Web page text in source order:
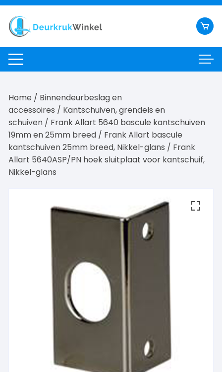
Ga
naar
inhoud
Home / Binnendeurbeslag en
accessoires / Kantschuiven, grendels en
schuiven / Frank Allart 5640 bascule kantschuiven
19mm en 25mm breed / Frank Allart bascule
kantschuiven 25mm breed, Nikkel-glans / Frank
Allart 5640ASP/PN hoek sluitplaat voor kantschuif,
Nikkel-glans